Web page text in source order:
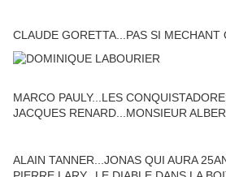
CLAUDE GORETTA...PAS SI MECHANT
MARCO PAULY...LES
JACQUES RENARD...MONSIEUR
ALAIN TANNER...JONAS QUI AURA